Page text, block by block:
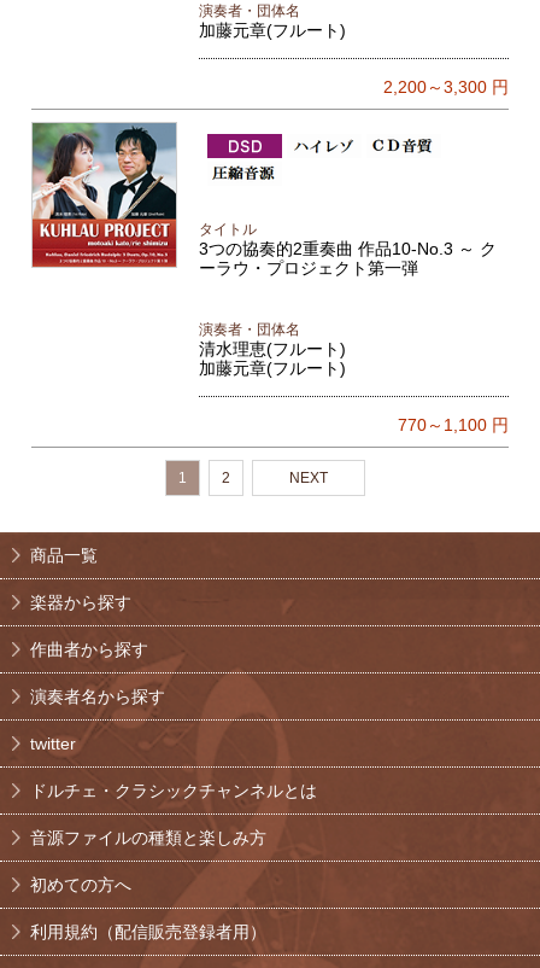
演奏者・団体名
加藤元章(フルート)
2,200～3,300円
タイトル
3つの協奏的2重奏曲 作品10-No.3 ～ ク
ーラウ・プロジェクト第一弾
演奏者・団体名
清水理恵(フルート)
加藤元章(フルート)
770～1,100円
1 2 NEXT
商品一覧
楽器から探す
作曲者から探す
演奏者名から探す
twitter
ドルチェ・クラシックチャンネルとは
音源ファイルの種類と楽しみ方
初めての方へ
利用規約（配信販売登録者用）